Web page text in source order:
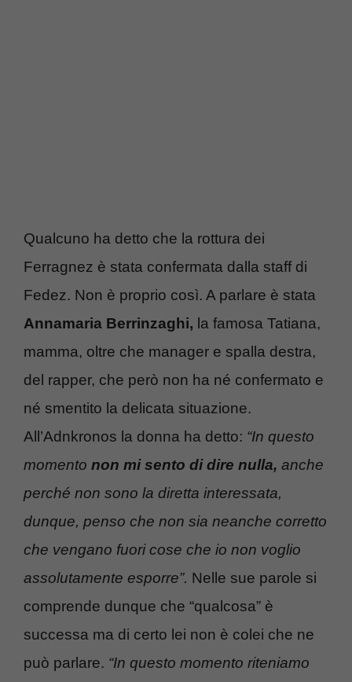
Qualcuno ha detto che la rottura dei
Ferragnez è stata confermata dalla staff di
Fedez. Non è proprio così. A parlare è stata
Annamaria Berrinzaghi, la famosa Tatiana,
mamma, oltre che manager e spalla destra,
del rapper, che però non ha né confermato e
né smentito la delicata situazione.
All’Adnkronos la donna ha detto: “In questo
momento non mi sento di dire nulla, anche
perché non sono la diretta interessata,
dunque, penso che non sia neanche corretto
che vengano fuori cose che io non voglio
assolutamente esporre”. Nelle sue parole si
comprende dunque che “qualcosa” è
successa ma di certo lei non è colei che ne
può parlare. “In questo momento riteniamo